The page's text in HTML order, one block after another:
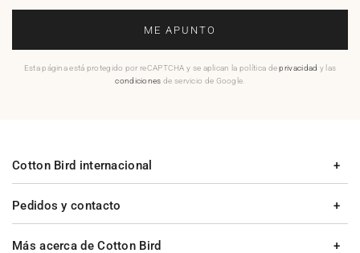
ME APUNTO
Esta página está protegido por reCAPTCHA y se aplican la política deprivacidad y las
condiciones de servicio de Google.
Pedidos y contacto
Más acerca de Cotton Bird
Cotton Bird internacional